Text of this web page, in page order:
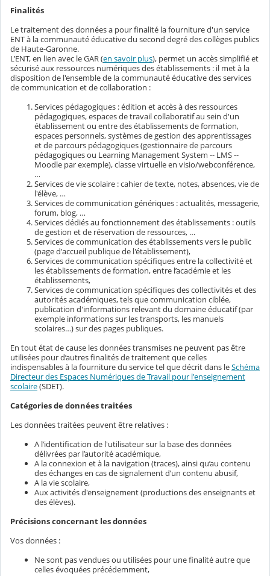
Finalités
Le traitement des données a pour finalité la fourniture d'un service
ENT à la communauté éducative du second degré des collèges publics
de Haute-Garonne.
L’ENT, en lien avec le GAR (en savoir plus), permet un accès simplifié et
sécurisé aux ressources numériques des établissements : il met à la
disposition de l'ensemble de la communauté éducative des services
de communication et de collaboration :
Services pédagogiques : édition et accès à des ressources
pédagogiques, espaces de travail collaboratif au sein d'un
établissement ou entre des établissements de formation,
espaces personnels, systèmes de gestion des apprentissages
et de parcours pédagogiques (gestionnaire de parcours
pédagogiques ou Learning Management System -- LMS --
Moodle par exemple), classe virtuelle en visio/webconférence,
…
Services de vie scolaire : cahier de texte, notes, absences, vie de
l'élève, …
Services de communication génériques : actualités, messagerie,
forum, blog, …
Services dédiés au fonctionnement des établissements : outils
de gestion et de réservation de ressources, …
Services de communication des établissements vers le public
(page d'accueil publique de l'établissement),
Services de communication spécifiques entre la collectivité et
les établissements de formation, entre l’académie et les
établissements,
Services de communication spécifiques des collectivités et des
autorités académiques, tels que communication ciblée,
publication d'informations relevant du domaine éducatif (par
exemple informations sur les transports, les manuels
scolaires…) sur des pages publiques.
En tout état de cause les données transmises ne peuvent pas être
utilisées pour d’autres finalités de traitement que celles
indispensables à la fourniture du service tel que décrit dans leSchéma
Directeur des Espaces Numériques de Travail pour l'enseignement
scolaire(SDET).
Catégories de données traitées
Les données traitées peuvent être relatives :
A l’identification de l'utilisateur sur la base des données
délivrées par l’autorité académique,
A la connexion et à la navigation (traces), ainsi qu’au contenu
des échanges en cas de signalement d’un contenu abusif,
A la vie scolaire,
Aux activités d'enseignement (productions des enseignants et
des élèves).
Précisions concernant les données
Vos données :
Ne sont pas vendues ou utilisées pour une finalité autre que
celles évoquées précédemment,